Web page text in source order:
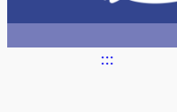
:::